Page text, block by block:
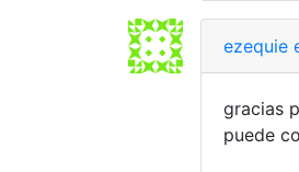
ezequie
gracias
puede